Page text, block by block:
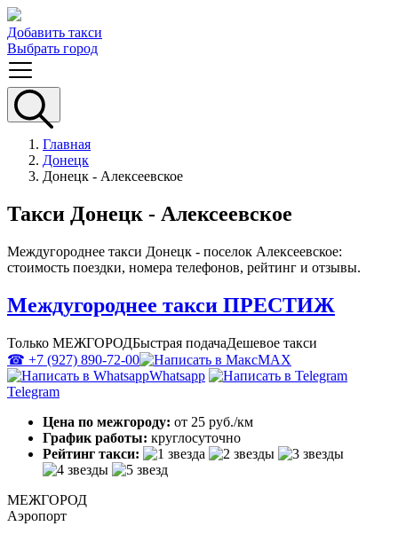
Добавить такси
Выбрать город
Главная
Донецк
Донецк - Алексеевское
Такси Донецк - Алексеевское
Междугороднее такси Донецк - поселок Алексеевское:
стоимость поездки, номера телефонов, рейтинг и отзывы.
Междугороднее такси ПРЕСТИЖ
Только МЕЖГОРОДБыстрая подачаДешевое такси
☎ +7 (927) 890-72-00
MAX
Whatsapp
Telegram
Цена по межгороду: от 25 руб./км
График работы: круглосуточно
Рейтинг такси:
МЕЖГОРОД
Аэропорт